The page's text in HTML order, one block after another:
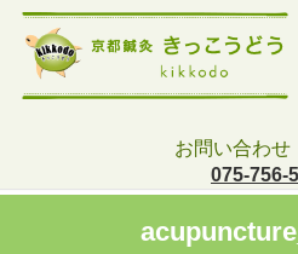
お問い合わせ
075-756-